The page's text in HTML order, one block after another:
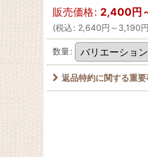
販売価格: 2,400円
(税込: 2,640円 ～3,190円
数量:
返品特約に関する重